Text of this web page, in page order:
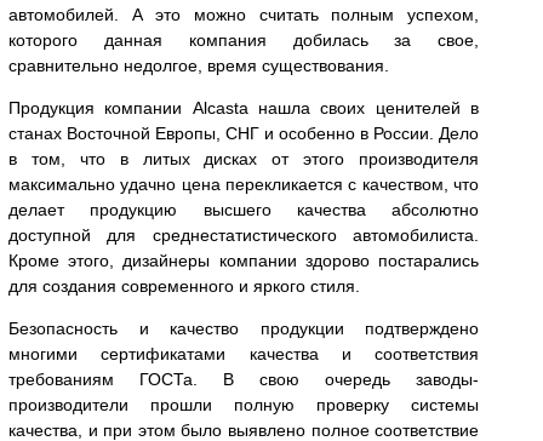
автомобилей. А это можно считать полным успехом,
которого данная компания добилась за свое,
сравнительно недолгое, время существования.
Продукция компании Alcasta нашла своих ценителей в
станах Восточной Европы, СНГ и особенно в России. Дело
в том, что в литых дисках от этого производителя
максимально удачно цена перекликается с качеством, что
делает продукцию высшего качества абсолютно
доступной для среднестатистического автомобилиста.
Кроме этого, дизайнеры компании здорово постарались
для создания современного и яркого стиля.
Безопасность и качество продукции подтверждено
многими сертификатами качества и соответствия
требованиям ГОСТа. В свою очередь заводы-
производители прошли полную проверку системы
качества, и при этом было выявлено полное соответствие